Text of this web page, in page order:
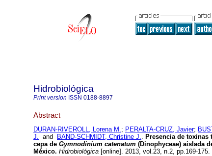
Hidrobiológica
Print version ISSN 0188-8897
Abstract
DURAN-RIVEROLL, Lorena M.; PERALTA-CRUZ, Javier;
J. and BAND-SCHMIDT, Christine J.. Presencia de toxinas
cepa de Gymnodinium catenatum (Dinophyceae) aislada
México. Hidrobiológica [online]. 2013, vol.23, n.2, pp.169-175.